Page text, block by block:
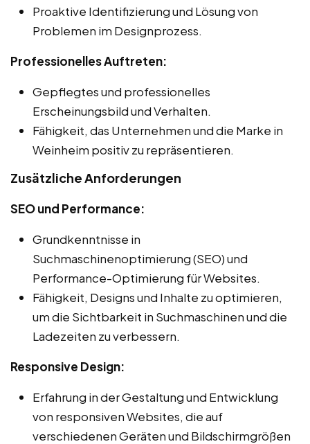
Proaktive Identifizierung und Lösung von
Problemen im Designprozess.
Professionelles Auftreten:
Gepflegtes und professionelles
Erscheinungsbild und Verhalten.
Fähigkeit, das Unternehmen und die Marke in
Weinheim positiv zu repräsentieren.
Zusätzliche Anforderungen
SEO und Performance:
Grundkenntnisse in
Suchmaschinenoptimierung (SEO) und
Performance-Optimierung für Websites.
Fähigkeit, Designs und Inhalte zu optimieren,
um die Sichtbarkeit in Suchmaschinen und die
Ladezeiten zu verbessern.
Responsive Design:
Erfahrung in der Gestaltung und Entwicklung
von responsiven Websites, die auf
verschiedenen Geräten und Bildschirmgrößen